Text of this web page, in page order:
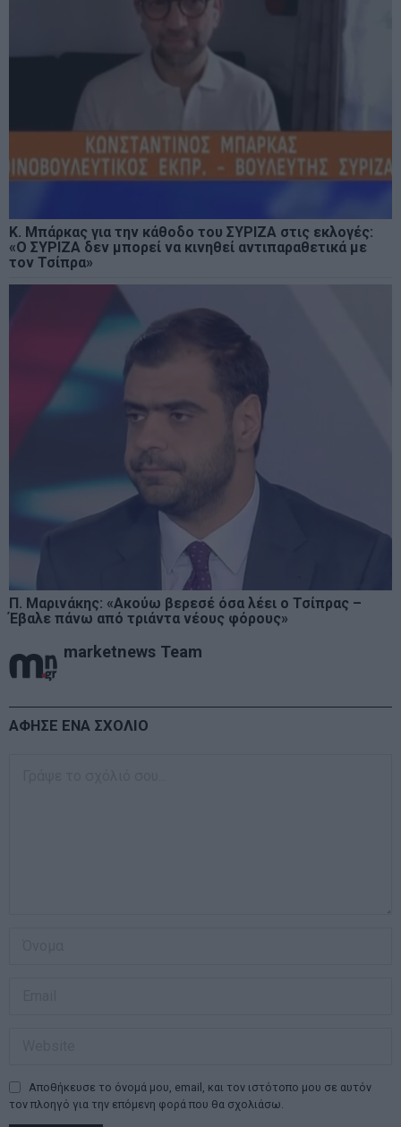
Κ. Μπάρκας για την κάθοδο του ΣΥΡΙΖΑ στις εκλογές:
«Ο ΣΥΡΙΖΑ δεν μπορεί να κινηθεί αντιπαραθετικά με
τον Τσίπρα»
Π. Μαρινάκης: «Ακούω βερεσέ όσα λέει ο Τσίπρας –
Έβαλε πάνω από τριάντα νέους φόρους»
marketnews Team
ΑΦΗΣΕ ΕΝΑ ΣΧΟΛΙΟ
Αποθήκευσε το όνομά μου, email, και τον ιστότοπο μου σε αυτόν
τον πλοηγό για την επόμενη φορά που θα σχολιάσω.